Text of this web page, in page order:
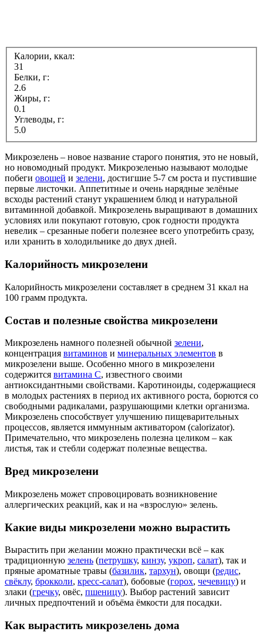
Калории, ккал:
31
Белки, г:
2.6
Жиры, г:
0.1
Углеводы, г:
5.0
Микрозелень – новое название старого понятия, это не новый,
но новомодный продукт. Микрозеленью называют молодые
побеги овощей и зелени, достигшие 5-7 см роста и пустившие
первые листочки. Аппетитные и очень нарядные зелёные
всходы растений станут украшением блюд и натуральной
витаминной добавкой. Микрозелень выращивают в домашних
условиях или покупают готовую, срок годности продукта
невелик – срезанные побеги полезнее всего употребить сразу,
или хранить в холодильнике до двух дней.
Калорийность микрозелени
Калорийность микрозелени составляет в среднем 31 ккал на
100 грамм продукта.
Состав и полезные свойства микрозелени
Микрозелень намного полезней обычной зелени,
концентрация витаминов и минеральных элементов в
микрозелени выше. Особенно много в микрозелени
содержится витамина С, известного своими
антиоксидантными свойствами. Каротиноиды, содержащиеся
в молодых растениях в период их активного роста, борются со
свободными радикалами, разрушающими клетки организма.
Микрозелень способствует улучшению пищеварительных
процессов, является иммунным активатором (calorizator).
Примечательно, что микрозелень полезна целиком – как
листья, так и стебли содержат полезные вещества.
Вред микрозелени
Микрозелень может спровоцировать возникновение
аллергических реакций, как и на «взрослую» зелень.
Какие виды микрозелени можно вырастить
Вырастить при желании можно практически всё – как
традиционную зелень (петрушку, кинзу, укроп, салат), так и
пряные ароматные травы (базилик, тархун), овощи (редис,
свёклу, брокколи, кресс-салат), бобовые (горох, чечевицу) и
злаки (гречку, овёс, пшеницу). Выбор растений зависит
личных предпочтений и объёма ёмкости для посадки.
Как вырастить микрозелень дома